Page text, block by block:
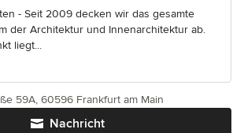
- Seit 2009 decken wir das gesamte
der Architektur und Innenarchitektur ab.
liegt...
Nachricht
59A, 60596 Frankfurt am Main